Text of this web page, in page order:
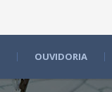
OUVIDORIA